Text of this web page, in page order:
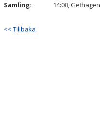
BILDGALLERI
DOKUMENT
Samling:
14:00, Gethagen
<< Tillbaka